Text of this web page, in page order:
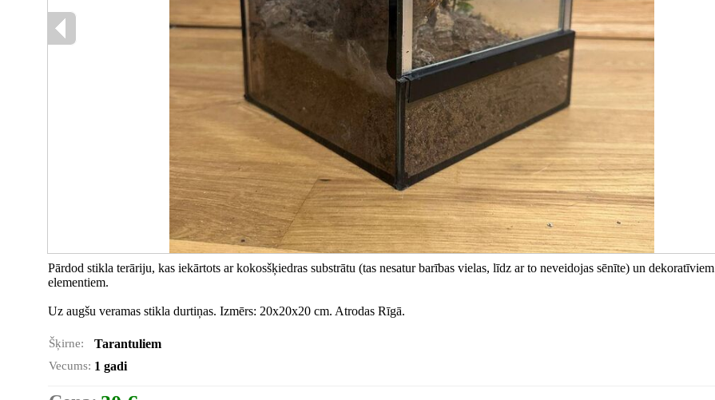
Pārdod stikla terāriju, kas iekārtots ar kokosšķiedras substrātu (tas nesatur barības vielas, līdz ar to neveidojas sēnīte) un dekoratīviem
elementiem.
Uz augšu veramas stikla durtiņas. Izmērs: 20x20x20 cm. Atrodas Rīgā.
Šķirne: Tarantuliem
Vecums: 1 gadi